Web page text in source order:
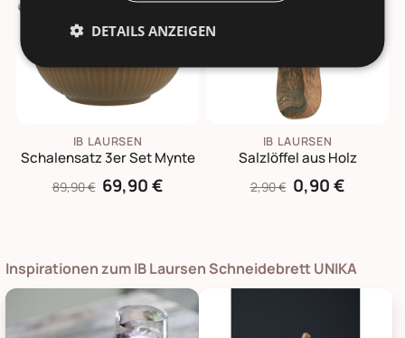
IB LAURSEN
Schalensatz 3er Set Mynte
89,90 € 69,90 €
IB LAURSEN
Salzlöffel aus Holz
2,90 € 0,90 €
Inspirationen zum IB Laursen Schneidebrett UNIKA
DETAILS ANZEIGEN